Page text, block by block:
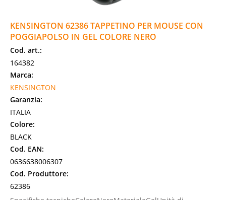
KENSINGTON 62386 TAPPETINO PER MOUSE CON
POGGIAPOLSO IN GEL COLORE NERO
Cod. art.:
164382
Marca:
KENSINGTON
Garanzia:
ITALIA
Colore:
BLACK
Cod. EAN:
0636638006307
Cod. Produttore:
62386